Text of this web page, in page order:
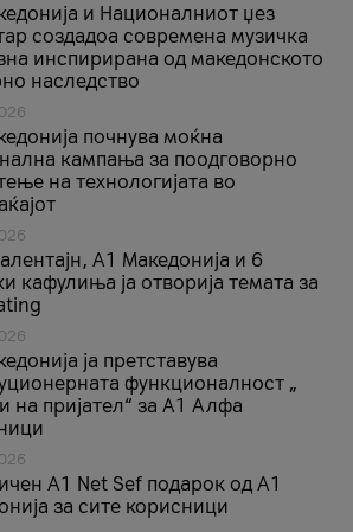
и Националниот џез
создадоа современа музичка
инспирирана од македонското
наследство
почнува моќна
кампања за поодговорно
на технологијата во
A1 Македонија и 6
кафулиња ја отворија темата за
ја претставува
функционалност „
на пријател“ за А1 Алфа
A1 Net Sеf подарок од А1
за сите корисници